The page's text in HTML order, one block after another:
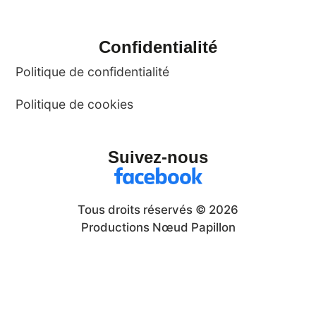
Confidentialité
Politique de confidentialité
Politique de cookies
Suivez-nous
Tous droits réservés © 2026
Productions Nœud Papillon